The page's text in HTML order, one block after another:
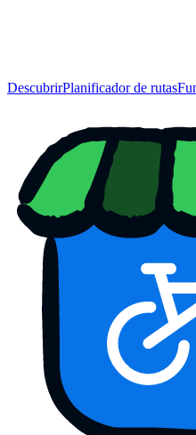
DescubrirPlanificador de rutas